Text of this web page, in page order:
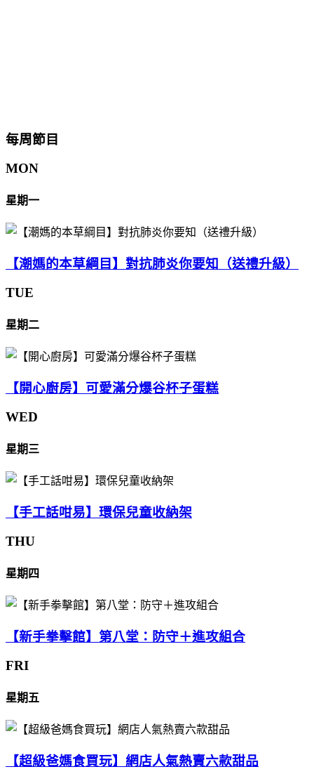
每周節目
MON
星期一
【潮媽的本草綱目】對抗肺炎你要知（送禮升級）
TUE
星期二
【開心廚房】可愛滿分爆谷杯子蛋糕
WED
星期三
【手工話咁易】環保兒童收納架
THU
星期四
【新手拳擊館】第八堂：防守＋進攻組合
FRI
星期五
【超級爸媽食買玩】網店人氣熱賣六款甜品